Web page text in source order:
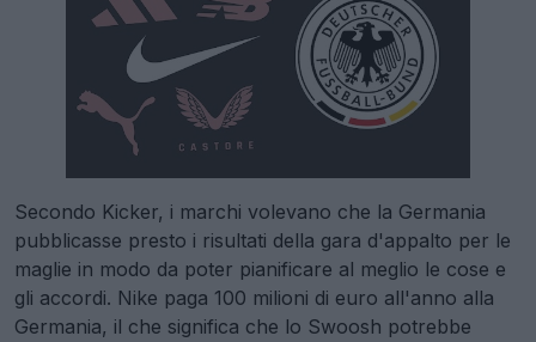
Secondo Kicker, i marchi volevano che la Germania
pubblicasse presto i risultati della gara d'appalto per le
maglie in modo da poter pianificare al meglio le cose e
gli accordi. Nike paga 100 milioni di euro all'anno alla
Germania, il che significa che lo Swoosh potrebbe